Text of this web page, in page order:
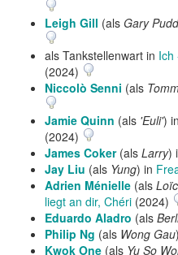
Leigh Gill (als Gary
als Tankstellenwart in Ich
(2024)
Niccolò Senni (als
Jamie Quinn (als 'Euli') in
(2024)
James Coker(als Larry)
Jay Liu (als Yung) in
Adrien Ménielle (als
liegt an dir, Chéri (2024)
Eduardo Aladro (als
Philip Ng (als Wong Gau
Kwok One (als Yu So